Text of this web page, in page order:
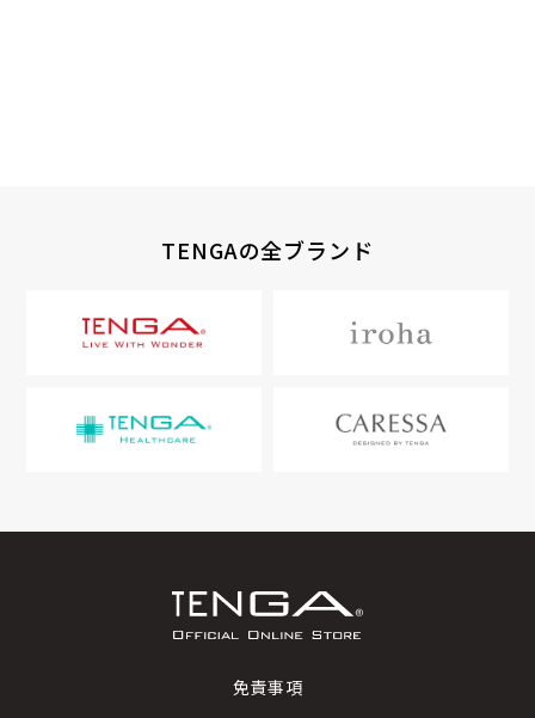
TENGAの全ブランド
免責事項